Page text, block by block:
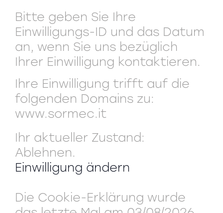
Bitte geben Sie Ihre
Einwilligungs-ID und das Datum
an, wenn Sie uns bezüglich
Ihrer Einwilligung kontaktieren.
Ihre Einwilligung trifft auf die
folgenden Domains zu:
www.sormec.it
Ihr aktueller Zustand:
Ablehnen.
Einwilligung ändern
Die Cookie-Erklärung wurde